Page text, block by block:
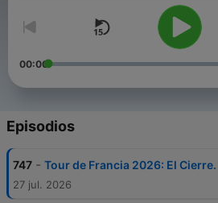
favorito. Twitter e Instagram:
00:00
Episodios
747 - Tour de Francia 2026: El
27 jul. 2026